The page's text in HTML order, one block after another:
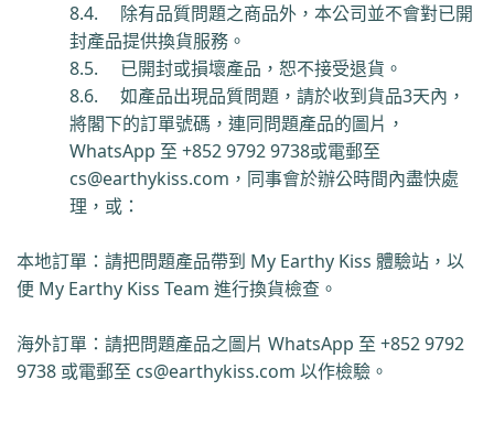
8.4.
除有品質問題之商品外，本公司並不會對已開
封產品提供換貨服務。
8.5.
已開封或損壞產品，恕不接受退貨。
8.6.
如產品出現品質問題，請於收到貨品3天內，
將閣下的訂單號碼，連同問題產品的圖片，
WhatsApp 至 +852 9792 9738或電郵至
cs@earthykiss.com ，同事會於辦公時間內盡快處
理，或：
本地訂單 ：請把問題產品帶到 My Earthy Kiss 體驗站，以
便 My Earthy Kiss Team 進行換貨檢查。
海外訂單 ：請把問題產品之圖片 WhatsApp 至 +852 9792
9738 或電郵至 cs@earthykiss.com 以作檢驗。